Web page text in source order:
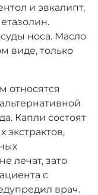
и эвкалипт,
носа. Масло
виде, только
относятся
Капли состоят
экстрактов,
лечат, зато
с
врач.